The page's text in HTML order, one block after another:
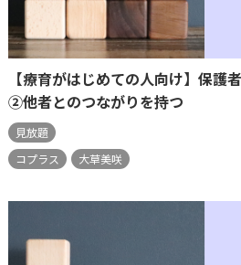
【療育がはじめての人向け】保護
②他者とのつながりを持つ
見放題
コプラス
大草美咲